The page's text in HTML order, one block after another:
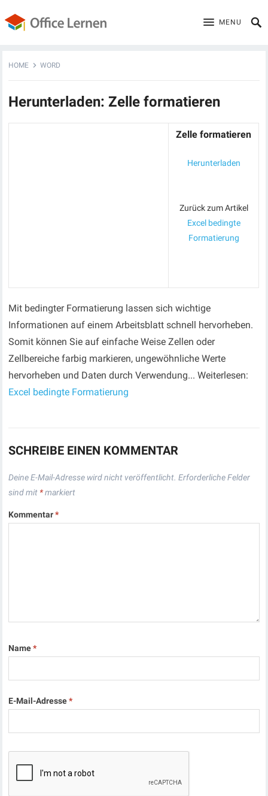
MENU
HOME WORD
Herunterladen: Zelle formatieren
Zelle formatieren
Herunterladen
Zurück zum Artikel
Excel bedingte
Formatierung
Mit bedingter Formatierung lassen sich wichtige
Informationen auf einem Arbeitsblatt schnell hervorheben.
Somit können Sie auf einfache Weise Zellen oder
Zellbereiche farbig markieren, ungewöhnliche Werte
hervorheben und Daten durch Verwendung... Weiterlesen:
Excel bedingte Formatierung
SCHREIBE EINEN KOMMENTAR
Deine E-Mail-Adresse wird nicht veröffentlicht. Erforderliche Felder
sind mit *markiert
Kommentar*
Name*
E-Mail-Adresse*